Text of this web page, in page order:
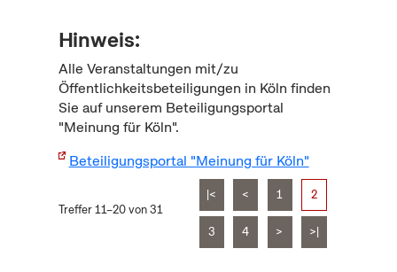
Hinweis:
Alle Veranstaltungen mit/zu
Öffentlichkeitsbeteiligungen in Köln finden
Sie auf unserem Beteiligungsportal
"Meinung für Köln".
Beteiligungsportal "Meinung für Köln"
Treffer 11–20 von 31
|< < 1 2
3 4 > >|